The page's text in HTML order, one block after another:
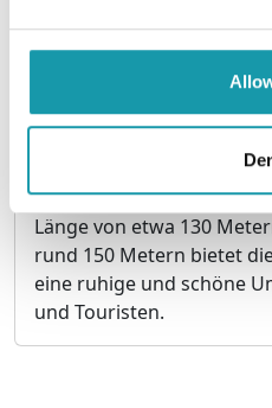
Strand von Santa
von Mallorca gelegen, ist
und meistbesuchten
Länge von etwa 130
rund 150 Metern bietet
eine ruhige und schöne
und Touristen.